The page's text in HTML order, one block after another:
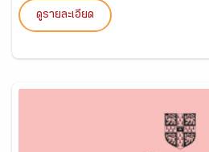
ดูรายละเอียด